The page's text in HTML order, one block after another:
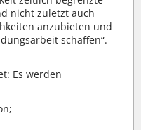
nicht zuletzt auch
anzubieten und
schaffen“.
Es werden